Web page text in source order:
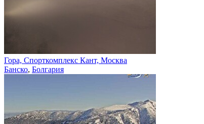
Гора, Спорткомплекс Кант, Москва
Банско, Болгария